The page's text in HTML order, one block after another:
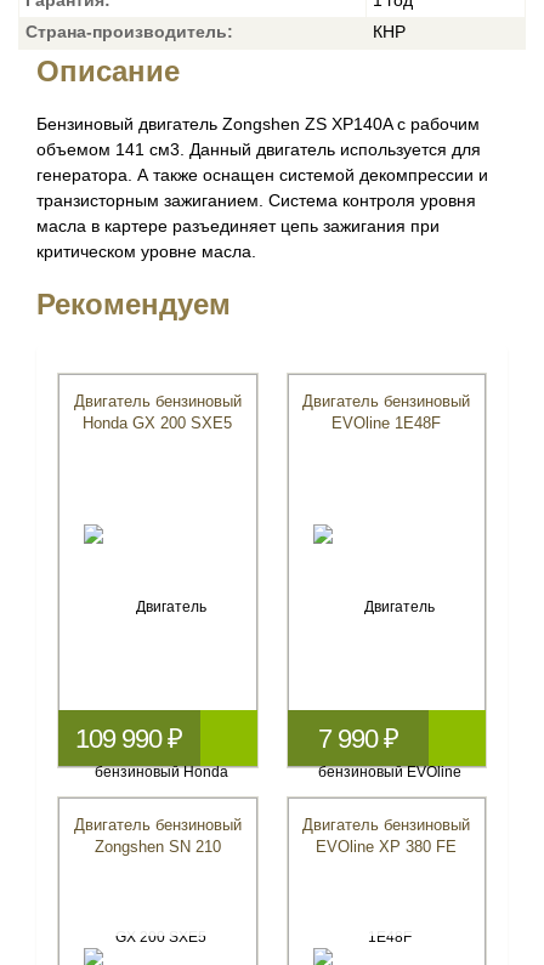
Страна-производитель:
КНР
Описание
Бензиновый двигатель Zongshen ZS XP140A с рабочим
объемом 141 см3. Данный двигатель используется для
генератора. А также оснащен системой декомпрессии и
транзисторным зажиганием. Система контроля уровня
масла в картере разъединяет цепь зажигания при
критическом уровне масла.
Рекомендуем
Двигатель бензиновый
Honda GX 200 SXE5
109 990 ₽
Двигатель бензиновый
EVOline 1E48F
7 990 ₽
Двигатель бензиновый
Zongshen SN 210
Двигатель бензиновый
EVOline XP 380 FE